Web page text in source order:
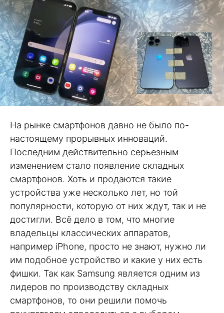
На рынке смартфонов давно не было по-
настоящему прорывных инноваций.
Последним действительно серьезным
изменением стало появление складных
смартфонов. Хоть и продаются такие
устройства уже несколько лет, но той
популярности, которую от них ждут, так и не
достигли. Всё дело в том, что многие
владельцы классических аппаратов,
например iPhone, просто не знают, нужно ли
им подобное устройство и какие у них есть
фишки. Так как Samsung является одним из
лидеров по производству складных
смартфонов, то они решили помочь